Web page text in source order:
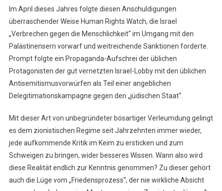
Im April dieses Jahres folgte diesen Anschuldigungen
überraschender Weise Human Rights Watch, die Israel
„Verbrechen gegen die Menschlichkeit“ im Umgang mit den
Palästinensern vorwarf und weitreichende Sanktionen forderte.
Prompt folgte ein Propaganda-Aufschrei der üblichen
Protagonisten der gut vernetzten Israel-Lobby mit den üblichen
Antisemitismusvorwürfen als Teil einer angeblichen
Delegitimationskampagne gegen den „jüdischen Staat“.
Mit dieser Art von unbegründeter bösartiger Verleumdung gelingt
es dem zionistischen Regime seit Jahrzehnten immer wieder,
jede aufkommende Kritik im Keim zu ersticken und zum
Schweigen zu bringen, wider besseres Wissen. Wann also wird
diese Realität endlich zur Kenntnis genommen? Zu dieser gehört
auch die Lüge vom „Friedensprozess“, der nie wirkliche Absicht